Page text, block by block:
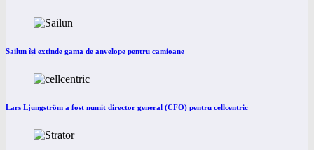
Sailun își extinde gama de anvelope pentru camioane
Lars Ljungström a fost numit director general (CFO) pentru cellcentric